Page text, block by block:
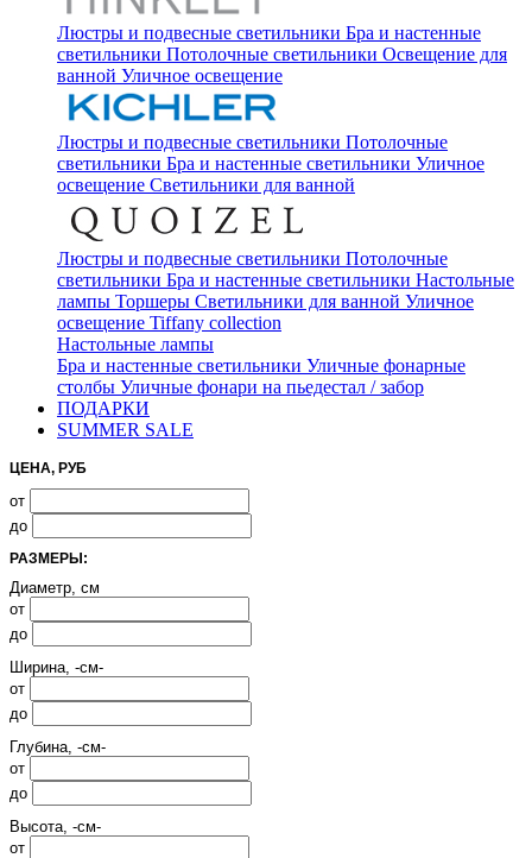
Люстры и подвесные светильники Бра и настенные
светильники Потолочные светильники Освещение для
ванной Уличное освещение
Люстры и подвесные светильники Потолочные
светильники Бра и настенные светильники Уличное
освещение Светильники для ванной
Люстры и подвесные светильники Потолочные
светильники Бра и настенные светильники Настольные
лампы Торшеры Светильники для ванной Уличное
освещение Tiffany collection
Настольные лампы
Бра и настенные светильники Уличные фонарные
столбы Уличные фонари на пьедестал / забор
ПОДАРКИ
SUMMER SALE
ЦЕНА, РУБ
от
до
РАЗМЕРЫ:
Диаметр, см
от
до
Ширина, -см-
от
до
Глубина, -см-
от
до
Высота, -см-
от